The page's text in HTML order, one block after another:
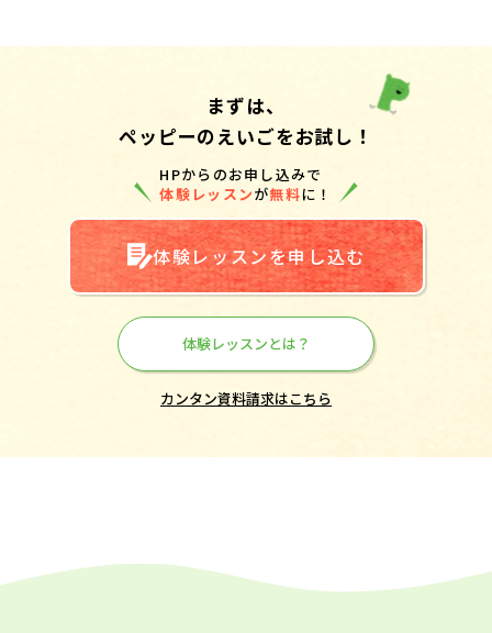
まずは、
ペッピーのえいごをお試し！
HPからのお申し込みで
体験レッスンが無料に！
体験レッスンを申し込む
体験レッスンとは？
カンタン資料請求はこちら